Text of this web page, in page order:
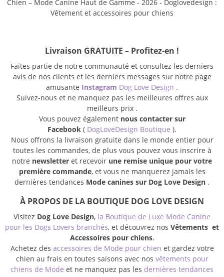
Livraison GRATUITE – Profitez-en !
Faites partie de notre communauté et consultez les derniers
avis de nos clients et les derniers messages sur notre page
amusante Instagram Dog Love Design .
Suivez-nous et ne manquez pas les meilleures offres aux
meilleurs prix .
Vous pouvez également nous contacter sur
Facebook ( DogLoveDesign Boutique ).
Nous offrons la livraison gratuite dans le monde entier pour
toutes les commandes, de plus vous pouvez vous inscrire à
notre newsletter et recevoir une remise unique pour votre
première commande, et vous ne manquerez jamais les
dernières tendances Mode canines sur Dog Love Design .
À PROPOS DE LA BOUTIQUE DOG LOVE DESIGN
Visitez Dog Love Design, la Boutique de Luxe Mode Canine
pour les Dogs Lovers branchés, et découvrez nos Vêtements et
Accessoires pour chiens.
Achetez des accessoires de Mode pour chien et gardez votre
chien au frais en toutes saisons avec nos vêtements pour
chiens de Mode et ne manquez pas les dernières tendances